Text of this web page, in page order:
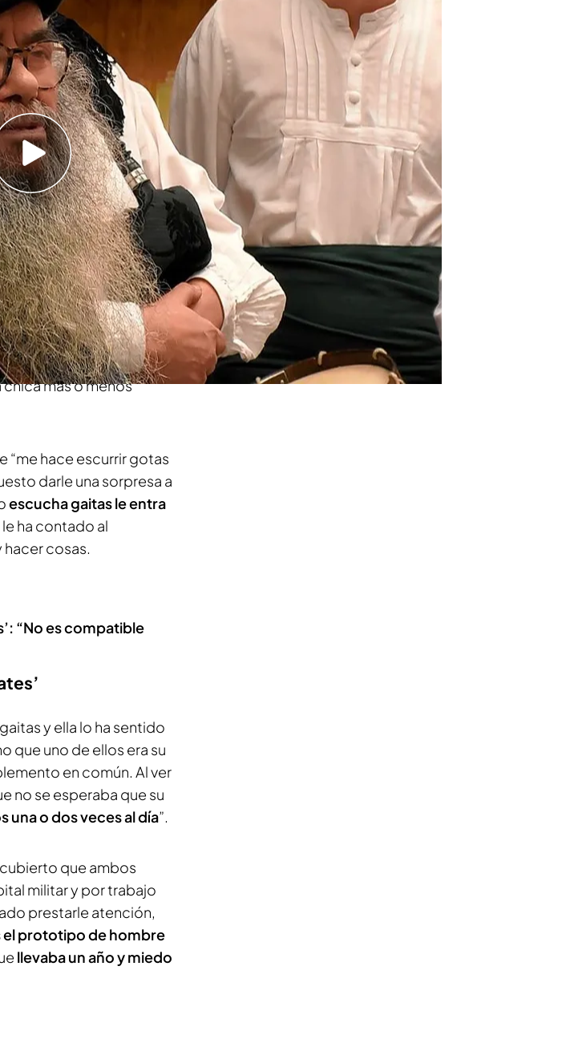
su cita llevaba una
a su cita en ‘First
perfecta en ‘First
subanda de música
en busca del amor. El
y le ha contado a
la barba“un aspecto
más o menos
“me hace escurrir gotas
darle una sorpresa a
escucha gaitas le entra
ha contado al
cosas.
“No es compatible
y ella lo ha sentido
que uno de ellos era su
en común. Al ver
no se esperaba que su
una o dos veces al día”.
que ambos
militar y por trabajo
prestarle atención,
el prototipo de hombre
llevaba un año y miedo